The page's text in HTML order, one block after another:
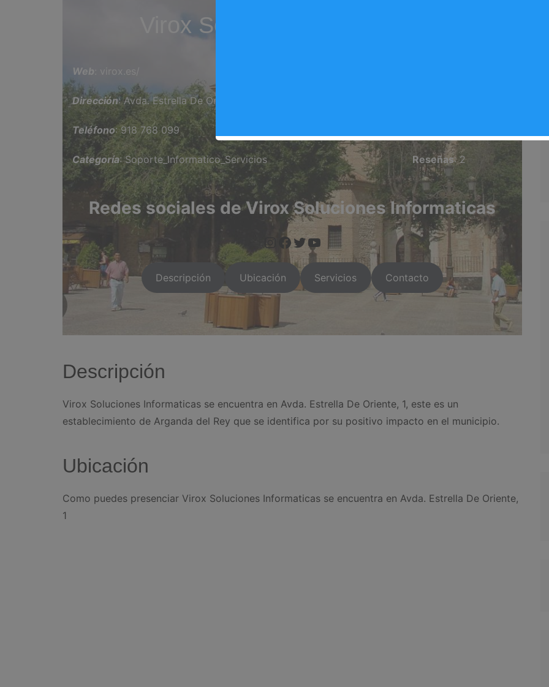
Virox Soluciones Informaticas
Web : virox.es/
Dirección: Avda. Estrella De Oriente, 1
Teléfono: 918 768 099
Categoría: Soporte_Informatico_Servicios Reseñas: 2
Redes sociales de Virox Soluciones Informaticas
https://www.instagram.com/arganda.info/?next=%2F
facebook.com/
https://twitter.com/i/flow/login?redirect_after_login=%2Fargandainfo
https://arganda.info/
Descripción Ubicación Servicios Contacto
Descripción
Virox Soluciones Informaticas se encuentra en Avda. Estrella De Oriente, 1, este es un
establecimiento de Arganda del Rey que se identifica por su positivo impacto en el municipio.
Ubicación
Como puedes presenciar Virox Soluciones Informaticas se encuentra en Avda. Estrella De Oriente,
1